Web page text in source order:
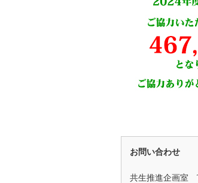
お問い合わせ
共生推進企画室